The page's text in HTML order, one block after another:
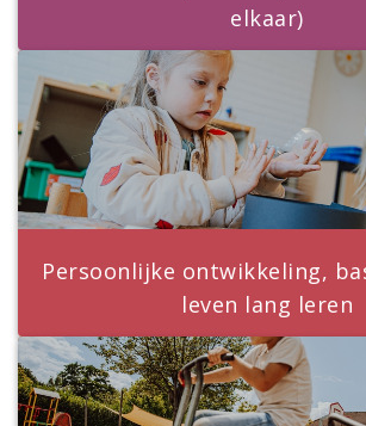
elkaar)
Persoonlijke ontwikkeling,
leven lang leren